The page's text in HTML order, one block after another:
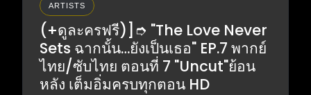
ARTISTS
(+ดูละครฟรี)]➮ "The Love Never
Sets ฉากนั้น…ยังเป็นเธอ" EP.7 พากย์
ไทย/ซับไทย ตอนที่ 7 "Uncut"ย้อน
หลัง เต็มอิ่มครบทุกตอน HD